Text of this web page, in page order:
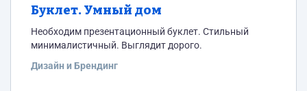
Буклет. Умный дом
Необходим презентационный буклет. Стильный
минималистичный. Выглядит дорого.
Дизайн и Брендинг